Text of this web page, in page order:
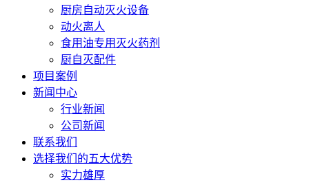
厨房自动灭火设备
动火离人
食用油专用灭火药剂
厨自灭配件
项目案例
新闻中心
行业新闻
公司新闻
联系我们
选择我们的五大优势
实力雄厚